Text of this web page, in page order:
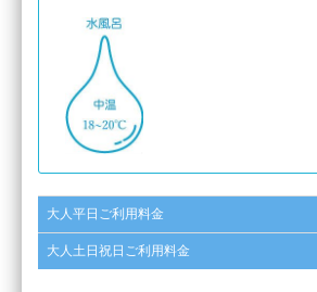
大人平日ご利用料金
大人土日祝日ご利用料金